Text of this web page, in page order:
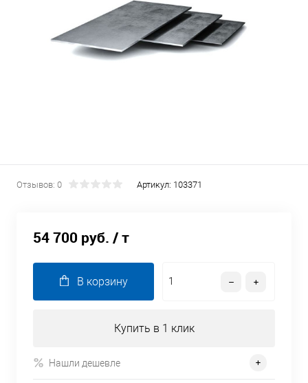
Отзывов: 0 Артикул: 103371
54 700 руб. / т
В корзину
Купить в 1 клик
Нашли дешевле